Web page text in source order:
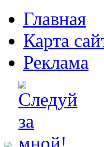
Главная
Карта
Реклама